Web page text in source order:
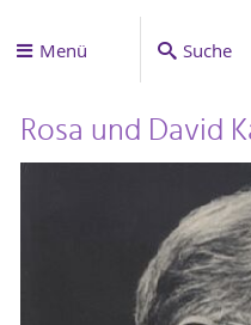
Menü Suche
Rosa und David